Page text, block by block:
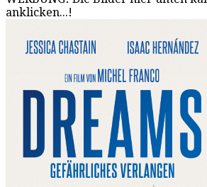
anklicken...!